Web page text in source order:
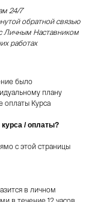
24/7
обратной связью
Личным Наставником
работах
было
плану
оплаты Курса
/ оплаты?
с этой страницы
в личном